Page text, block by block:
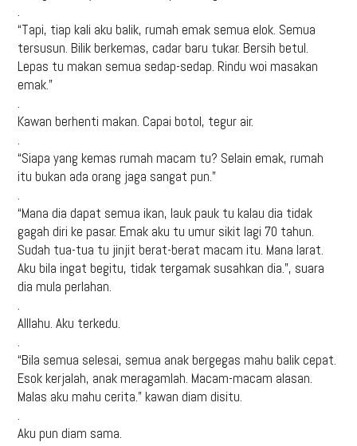
.
“Tapi, tiap kali aku balik, rumah emak semua elok. Semua
tersusun. Bilik berkemas, cadar baru tukar. Bersih betul.
Lepas tu makan semua sedap-sedap. Rindu woi masakan
emak.”
.
Kawan berhenti makan. Capai botol, tegur air.
.
“Siapa yang kemas rumah macam tu? Selain emak, rumah
itu bukan ada orang jaga sangat pun.”
.
“Mana dia dapat semua ikan, lauk pauk tu kalau dia tidak
gagah diri ke pasar. Emak aku tu umur sikit lagi 70 tahun.
Sudah tua-tua tu jinjit berat-berat macam itu. Mana larat.
Aku bila ingat begitu, tidak tergamak susahkan dia.”, suara
dia mula perlahan.
.
Alllahu. Aku terkedu.
.
“Bila semua selesai, semua anak bergegas mahu balik cepat.
Esok kerjalah, anak meragamlah. Macam-macam alasan.
Malas aku mahu cerita.” kawan diam disitu.
.
Aku pun diam sama.